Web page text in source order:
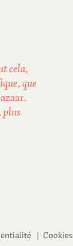
cela,
que
.
plus
Cookies